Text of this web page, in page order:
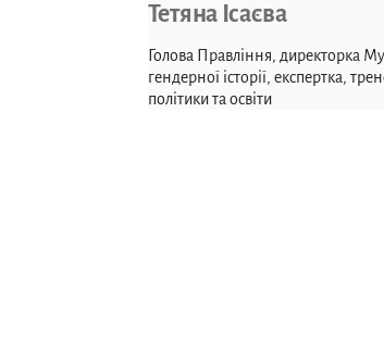
Тетяна Ісаєва
Голова Правління, директорка
гендерної історії, експертка,
політики та освіти